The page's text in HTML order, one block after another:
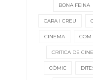
BONA FEINA
CARA I CREU
CINEMA COM
CRITICA DE
CÒMIC